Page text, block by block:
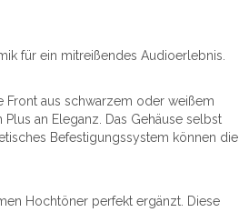
für ein mitreißendes Audioerlebnis.
Front aus schwarzem oder weißem
an Eleganz. Das Gehäuse selbst
Befestigungssystem können die
Hochtöner perfekt ergänzt. Diese